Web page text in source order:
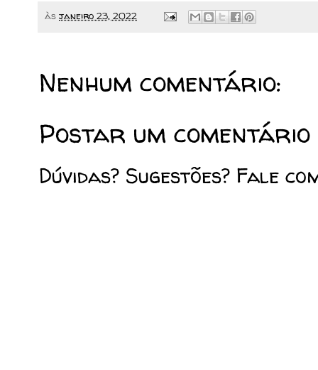
às janeiro 23, 2022
Nenhum comentário:
Postar um comentário
Dúvidas? Sugestões? Fale